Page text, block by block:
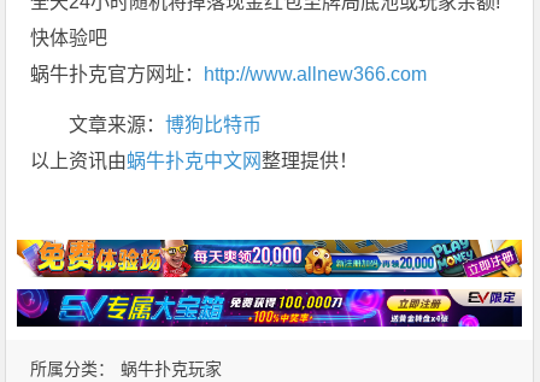
所属分类： 蜗牛扑克玩家
快体验吧
蜗牛扑克官方网址： http://www.allnew366.com
文章来源：博狗比特币
以上资讯由蜗牛扑克中文网整理提供！